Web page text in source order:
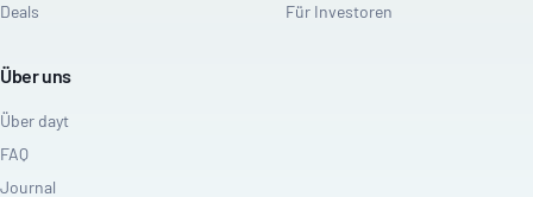
Deals
Für Investoren
Über uns
Über dayt
FAQ
Journal